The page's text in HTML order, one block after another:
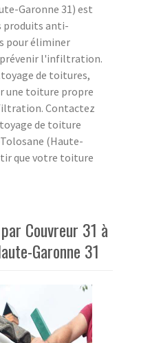
Garonne 31) est
produits anti-
pour éliminer
l'infiltration.
de toitures,
une toiture propre
Contactez
de toiture
(Haute-
que votre toiture
Couvreur 31 à
Garonne 31